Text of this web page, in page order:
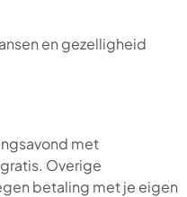
en gezelligheid
met
Overige
betaling met je eigen